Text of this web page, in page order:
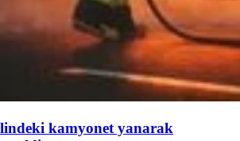
kamyonet yanarak